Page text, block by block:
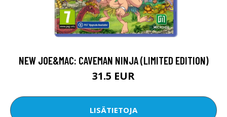
NEW JOE&MAC: CAVEMAN NINJA (LIMITED EDITION)
31.5 EUR
LISÄTIETOJA